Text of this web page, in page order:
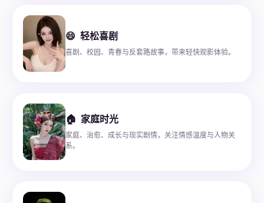
😄 轻松喜剧
喜剧、校园、青春与反套路故事，带来轻快观影体验。
🏠 家庭时光
家庭、治愈、成长与现实剧情，关注情感温度与人物关
系。